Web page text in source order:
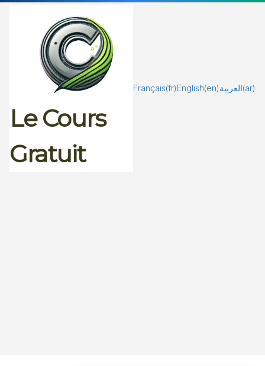
Le Cours
Gratuit
Français(fr) English(en)العربية(ar)